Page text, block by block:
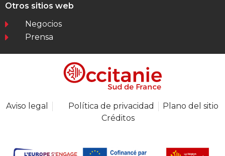
Otros sitios web
Negocios
Prensa
Aviso legal Política de privacidad
Plano del sitio
Créditos